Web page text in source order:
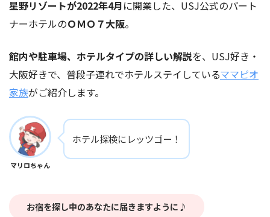
星野リゾートが2022年4月に開業した、USJ公式のパート
ナーホテルのＯＭＯ７大阪。
館内や駐車場、ホテルタイプの詳しい解説を、USJ好き・
大阪好きで、普段子連れでホテルステイしているママピオ
家族がご紹介します。
マリロちゃん
ホテル探検にレッツゴー！
お宿を探し中のあなたに届きますように♪